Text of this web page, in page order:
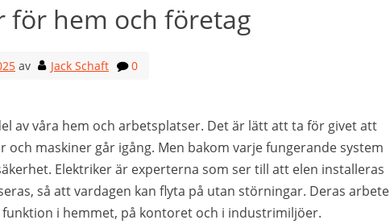
för hem och företag
av Jack Schaft 0
av våra hem och arbetsplatser. Det är lätt att ta för givet att
maskiner går igång. Men bakom varje fungerande system
Elektriker är experterna som ser till att elen installeras
så att vardagen kan flyta på utan störningar. Deras arbete
i hemmet, på kontoret och i industrimiljöer.